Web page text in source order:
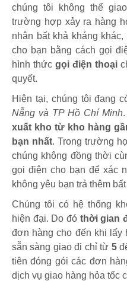
chúng tôi không thể
trường hợp xảy ra hàng
nhân bất khả kháng
cho bạn bằng cách gọi
hình thức gọi điện thoại
quyết.
Hiện tại, chúng tôi đang
Nẵng và TP Hồ Chí Minh.
xuất kho từ kho hàng
bạn nhất. Trong trường
chúng không đồng thời
gọi điện cho bạn để xác
không yêu bạn trả thêm
Chúng tôi có hệ thống
hiện đại. Do đó thời gian
đơn hàng cho đến khi lấy
sẵn sàng giao đi chỉ từ 5
tiên đóng gói các đơn
dịch vụ giao hàng hỏa tốc